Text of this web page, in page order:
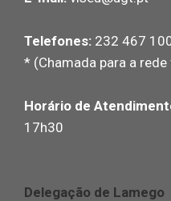
Telefones: 232 467
* (Chamada para a
Horário de
17h30
Delegação de Lamego